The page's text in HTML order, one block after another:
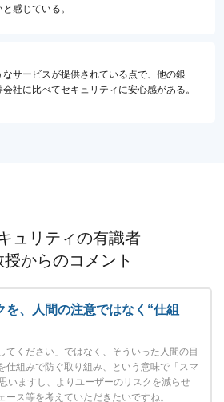
感じている。
なサービスが提供されている点で、他の銀
社に比べてセキュリティに安心感がある。
ュリティの有識者
からのコメント
を、人間の注意ではなく“仕組
てください」ではなく、そういった人間の目
仕組みで防ぐ取り組み、という意味で「スマ
いますし、よりユーザーのリスクを減らせ
ース等を考えていただきたいですね。